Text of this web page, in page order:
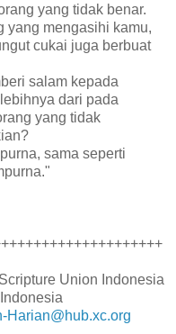
yang tidak benar.
yang mengasihi kamu,
cukai juga berbuat
salam kepada
dari pada
yang tidak
sama seperti
Union Indonesia
Harian@hub.xc.org